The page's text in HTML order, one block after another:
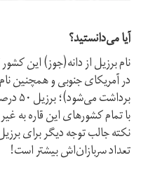
آیا می‌دانستید؟
نام برزیل از دانه(جوز) این
در آمریکای جنوبی و همچنین
با تمام کشورهای این قاره به
نکته جالب توجه دیگر برای
تعداد سربازان‌اش بیشتر است!